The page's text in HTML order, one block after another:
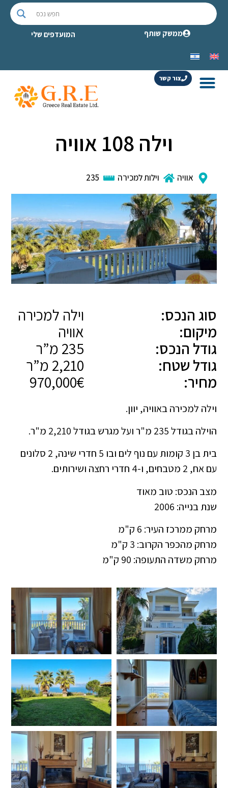
ממשק שותף המועדפים שלי
צור קשר
וילה 108 אוויה
אוויה וילות למכירה 235
סוג הנכס:
וילה למכירה
מיקום:
אוויה
גודל הנכס:
גודל שטח:
מחיר:
970,000€
וילה למכירה באוויה, יוון.
הוילה בגודל 235 מ"ר ועל מגרש בגודל 2,210 מ"ר.
בית בן 3 קומות עם נוף לים ובו 5 חדרי שינה, 2 סלונים
עם אח, 2 מטבחים, ו-4 חדרי רחצה ושירותים.
מצב הנכס: טוב מאוד
שנת בנייה: 2006
מרחק ממרכז העיר: 6 ק"מ
מרחק מהכפר הקרוב: 3 ק"מ
מרחק משדה התעופה: 90 ק"מ